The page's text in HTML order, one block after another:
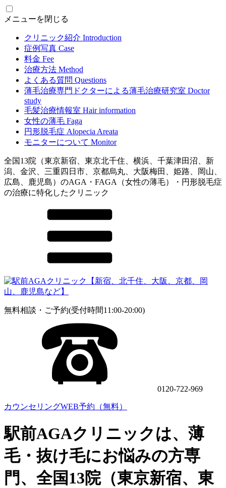
メニューを閉じる
クリニック紹介 Introduction
症例写真 Case
料金 Fee
治療方法 Method
よくある質問 Questions
薄毛治療専門ドクターによる薄毛治療研究室 Doctor
study
毛髪治療情報室 Hair information
女性の薄毛 Faga
円形脱毛症 Alopecia Areata
モニターについて Monitor
全国13院（東京新宿、東京北千住、横浜、千葉津田沼、新
潟、金沢、三重四日市、京都烏丸、大阪梅田、姫路、岡山、
広島、鹿児島）のAGA・FAGA（女性の薄毛）・円形脱毛症
の治療に特化したクリニック
無料相談・ご予約(受付時間11:00-20:00)
0120-722-969
カウンセリングWEB予約（無料）
駅前AGAクリニックは、薄
毛・抜け毛にお悩みの方専
門、全国13院（東京新宿、東